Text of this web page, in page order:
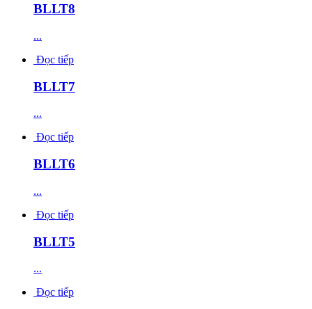
BLLT8
...
Đọc tiếp
BLLT7
...
Đọc tiếp
BLLT6
...
Đọc tiếp
BLLT5
...
Đọc tiếp